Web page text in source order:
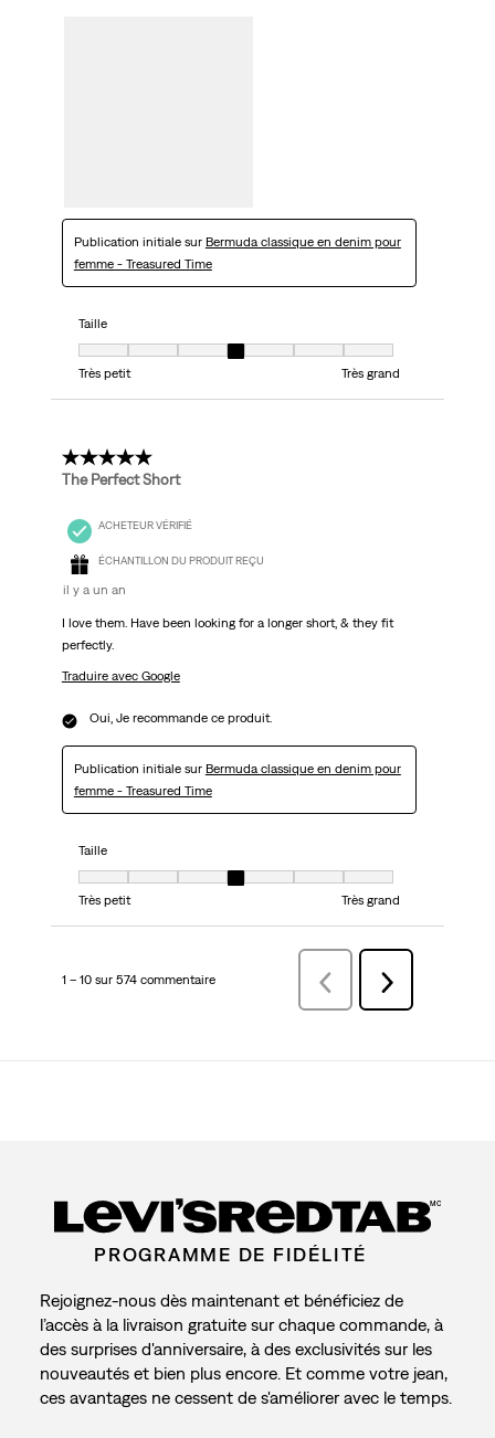
Publication initiale sur Bermuda classique en denim pour
femme - Treasured Time
Taille
Taille, 4 sur 7, où 1 est égal à Très petit et 7 est égal à Très grand
Très petit
Très grand
5 étoile(s) sur 5.
The Perfect Short
ACHETEUR VÉRIFIÉ
ÉCHANTILLON DU PRODUIT REÇU
il y a un an
I love them. Have been looking for a longer short, & they fit
perfectly.
Traduire avec Google
Oui, Je recommande ce produit.
Publication initiale sur Bermuda classique en denim pour
femme - Treasured Time
Taille
Taille, 4 sur 7, où 1 est égal à Très petit et 7 est égal à Très grand
Très petit
Très grand
1 – 10 sur 574 commentaire Précédentcommentaire
Suivant
commentaire
PROGRAMME DE FIDÉLITÉ
MC
Rejoignez-nous dès maintenant et bénéficiez de
l’accès à la livraison gratuite sur chaque commande, à
des surprises d'anniversaire, à des exclusivités sur les
nouveautés et bien plus encore. Et comme votre jean,
ces avantages ne cessent de s'améliorer avec le temps.